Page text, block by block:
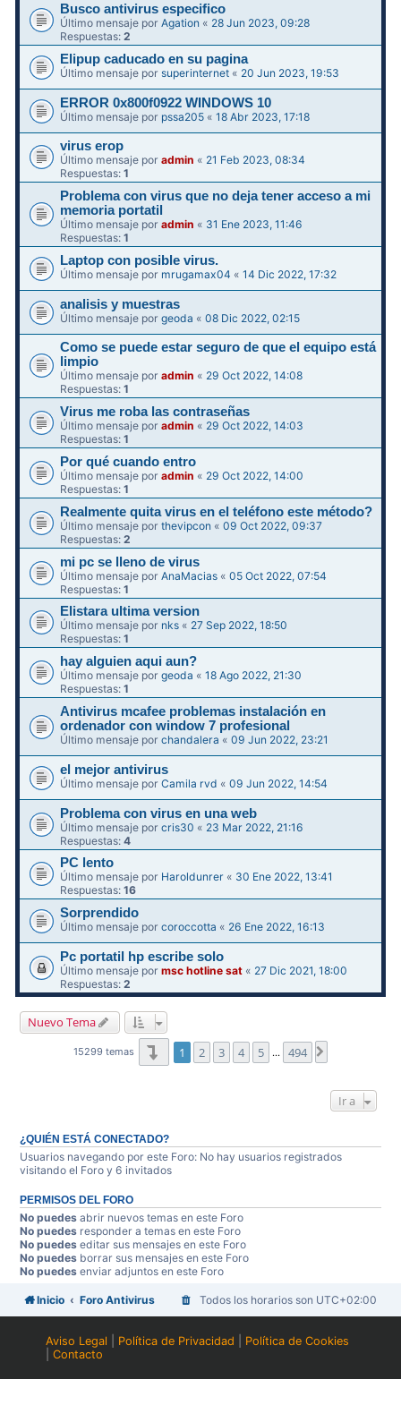
Busco antivirus especifico
Último mensaje porAgation « 28 Jun 2023, 09:28
Respuestas:2
Elipup caducado en su pagina
Último mensaje porsuperinternet « 20 Jun 2023, 19:53
ERROR 0x800f0922 WINDOWS 10
Último mensaje por pssa205 «18 Abr 2023, 17:18
virus erop
Último mensaje poradmin « 21 Feb 2023, 08:34
Respuestas:1
Problema con virus que no deja tener acceso a mi
memoria portatil
Último mensaje poradmin « 31 Ene 2023, 11:46
Respuestas:1
Laptop con posible virus.
Último mensaje por mrugamax04 «14 Dic 2022, 17:32
analisis y muestras
Último mensaje porgeoda «08 Dic 2022, 02:15
Como se puede estar seguro de que el equipo está
limpio
Último mensaje poradmin « 29 Oct 2022, 14:08
Respuestas:1
Virus me roba las contraseñas
Último mensaje poradmin « 29 Oct 2022, 14:03
Respuestas:1
Por qué cuando entro
Último mensaje poradmin « 29 Oct 2022, 14:00
Respuestas:1
Realmente quita virus en el teléfono este método?
Último mensaje porthevipcon «09 Oct 2022, 09:37
Respuestas:2
mi pc se lleno de virus
Último mensaje porAnaMacias «05 Oct 2022, 07:54
Respuestas:1
Elistara ultima version
Último mensaje por nks « 27 Sep 2022, 18:50
Respuestas:1
hay alguien aqui aun?
Último mensaje porgeoda «18 Ago 2022, 21:30
Respuestas:1
Antivirus mcafee problemas instalación en
ordenador con window 7 profesional
Último mensaje porchandalera «09 Jun 2022, 23:21
el mejor antivirus
Último mensaje porCamila rvd «09 Jun 2022, 14:54
Problema con virus en una web
Último mensaje porcris30 « 23 Mar 2022, 21:16
Respuestas:4
PC lento
Último mensaje por Haroldunrer « 30 Ene 2022, 13:41
Respuestas:16
Sorprendido
Último mensaje porcoroccotta « 26 Ene 2022, 16:13
Pc portatil hp escribe solo
Último mensaje pormsc hotline sat « 27 Dic 2021, 18:00
Respuestas:2
Nuevo Tema
15299 temas Página1de494
1 2 3 4 5 … 494
Ir a
¿QUIÉN ESTÁ CONECTADO?
Usuarios navegando por este Foro: No hay usuarios registrados
visitando el Foro y 6 invitados
PERMISOS DEL FORO
No puedes abrir nuevos temas en este Foro
No puedes responder a temas en este Foro
No puedes editar sus mensajes en este Foro
No puedes borrar sus mensajes en este Foro
No puedes enviar adjuntos en este Foro
Inicio Foro Antivirus Todos los horarios son UTC+02:00
Aviso Legal Política de Privacidad
Política de Cookies
|Contacto